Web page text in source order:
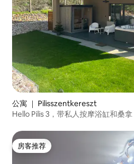
公寓 ｜ Pilisszentkereszt
Hello Pilis 3，带私人按摩浴缸和桑拿
房客推荐
房客推荐